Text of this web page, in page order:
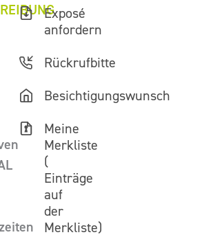
Exposé
anfordern
Rückrufbitte
Besichtigungswunsch
Meine
Merkliste
(
Einträge
auf
der
Merkliste)